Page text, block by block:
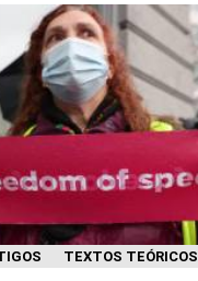
TEXTOS TEÓRICOS